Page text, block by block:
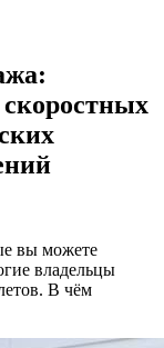
вы можете
владельцы
В чём